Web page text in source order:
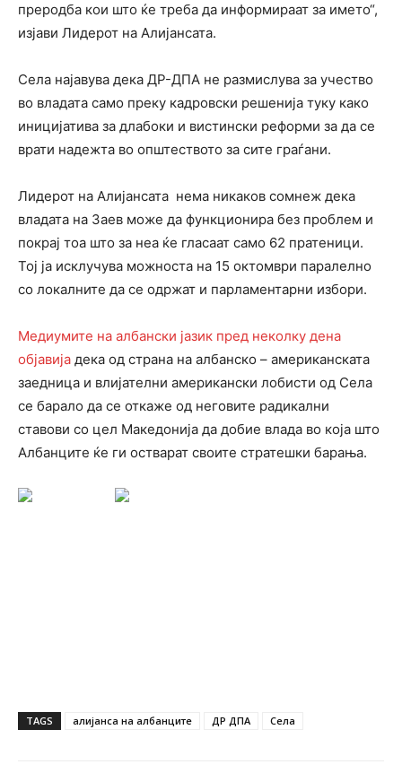
преродба кои што ќе треба да информираат за името“,
изјави Лидерот на Алијансата.
Села најавува дека ДР-ДПА не размислува за учество
во владата само преку кадровски решенија туку како
иницијатива за длабоки и вистински реформи за да се
врати надежта во општеството за сите граѓани.
Лидерот на Алијансата нема никаков сомнеж дека
владата на Заев може да функционира без проблем и
покрај тоа што за неа ќе гласаат само 62 пратеници.
Тој ја исклучува можноста на 15 октомври паралелно
со локалните да се одржат и парламентарни избори.
Медиумите на албански јазик пред неколку дена
објавија дека од страна на албанско – американската
заедница и влијателни американски лобисти од Села
се барало да се откаже од неговите радикални
ставови со цел Македонија да добие влада во која што
Албанците ќе ги остварат своите стратешки барања.
TAGS алијанса на албанците ДР ДПА Села